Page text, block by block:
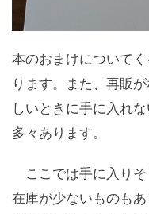
本のおまけについて
ります。また、再販
しいときに手に入れ
多々あります。
ここでは手に入りそ
在庫が少ないものも